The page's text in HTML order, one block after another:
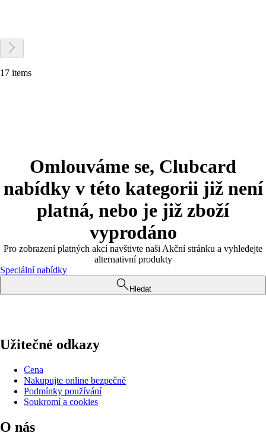
17 items
Omlouváme se, Clubcard
nabídky v této kategorii již není
platná, nebo je již zboží
vyprodáno
Pro zobrazení platných akcí navštivte naši Akční stránku a vyhledejte
alternativní produkty
Speciální nabídky
Hledat
Užitečné odkazy
Cena
Nakupujte online bezpečně
Podmínky používání
Soukromí a cookies
O nás